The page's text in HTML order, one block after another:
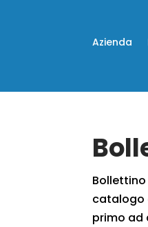
Azienda
Bollettino
catalogo
primo ad